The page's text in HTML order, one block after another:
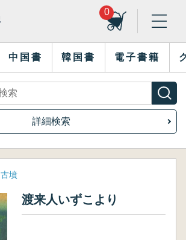
0
中国書 韓国書 電子書籍
詳細検索
古墳
渡来人いずこより